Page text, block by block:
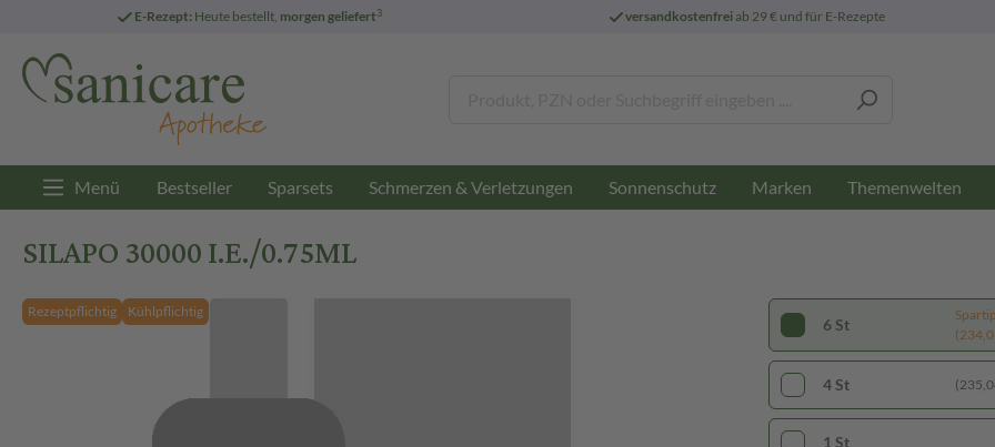
E-Rezept: Heute bestellt, morgen geliefert3 versandkostenfreiab 29 € und für E-Rezepte
Menü Bestseller Sparsets Schmerzen & Verletzungen Sonnenschutz Marken Themenwelten
SILAPO 30000 I.E./0.75ML
Rezeptpflichtig Kühlpflichtig
6 St
4 St
1 St